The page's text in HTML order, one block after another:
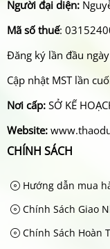
Người đại diện:
Mã số thuế:
Đăng ký lần đầu
Cập nhật MST lần
Nơi cấp: SỞ KẾ
Website:
CHÍNH SÁCH
Hướng dẫn mua
Chính Sách Giao
Chính Sách Hoàn